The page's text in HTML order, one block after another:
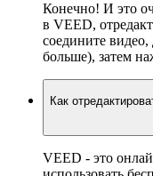
Конечно! И это
в VEED,
соедините
больше), затем
Как
VEED - это